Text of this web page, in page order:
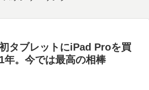
初タブレットにiPad Proを買
年。今では最高の相棒